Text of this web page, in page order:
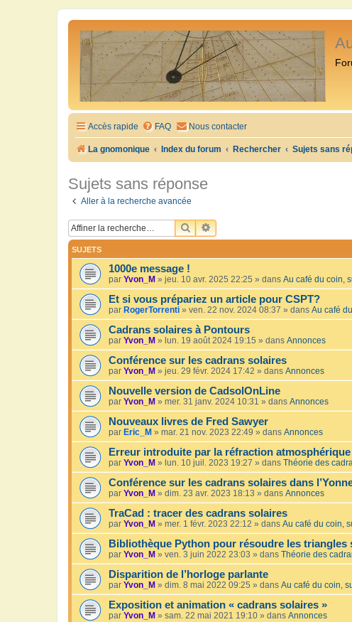
Accès rapide FAQ Nous contacter
La gnomonique Index du forum Rechercher Sujets sans
Sujets sans réponse
Aller à la recherche avancée
RECHERCHER
RECHERCHE AVANCÉE
SUJETS
1000e message !
par Yvon_M » jeu. 10 avr. 2025 22:25 » dans Au café du coin,
Et si vous prépariez un article pour CSPT?
par RogerTorrenti » ven. 22 nov. 2024 08:37 » dans Au café
Cadrans solaires à Pontours
par Yvon_M » lun. 19 août 2024 19:15 » dans Annonces
Conférence sur les cadrans solaires
par Yvon_M » jeu. 29 févr. 2024 17:42 » dans Annonces
Nouvelle version de CadsolOnLine
par Yvon_M » mer. 31 janv. 2024 10:31 » dans Annonces
Nouveaux livres de Fred Sawyer
par Eric_M » mar. 21 nov. 2023 22:49 » dans Annonces
Erreur introduite par la réfraction atmosphérique
par Yvon_M » lun. 10 juil. 2023 19:27 » dans Théorie des
Conférence sur les cadrans solaires dans
par Yvon_M » dim. 23 avr. 2023 18:13 » dans Annonces
TraCad : tracer des cadrans solaires
par Yvon_M » mer. 1 févr. 2023 22:12 » dans Au café du coin,
Bibliothèque Python pour résoudre les triangles
par Yvon_M » ven. 3 juin 2022 23:03 » dans Théorie des
Disparition de l’horloge parlante
par Yvon_M » dim. 8 mai 2022 09:25 » dans Au café du coin,
Exposition et animation « cadrans solaires »
par Yvon_M » sam. 22 mai 2021 19:10 » dans Annonces